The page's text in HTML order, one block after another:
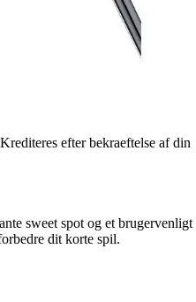
Krediteres efter bekraeftelse af din
sweet spot og et brugervenligt
dit korte spil.